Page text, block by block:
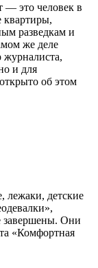
— это человек в
квартиры,
разведкам и
же деле
журналиста,
и для
об этом
лежаки, детские
завершены. Они
«Комфортная